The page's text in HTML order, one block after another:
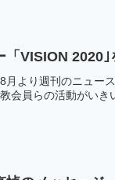
VISION 2020｣
月より週刊のニュー
会員らの活動がいき